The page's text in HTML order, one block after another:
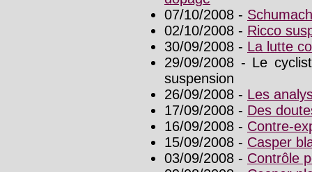
07/10/2008 -
02/10/2008 - Ricco
30/09/2008 - La lutte
29/09/2008 - Le
suspension
26/09/2008 - Les
17/09/2008 - Des
16/09/2008 - Contre-
15/09/2008 - Casper
03/09/2008 - Contrôle